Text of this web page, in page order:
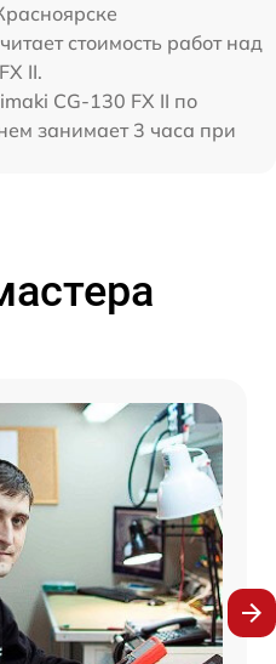
стоимость работ над
II.
CG-130 FX II по
занимает 3 часа при